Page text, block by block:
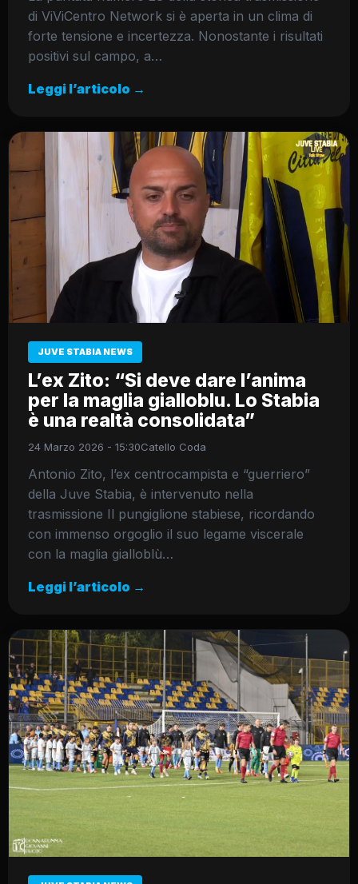
di ViViCentro Network si è aperta in un clima di
forte tensione e incertezza. Nonostante i risultati
positivi sul campo, a…
Leggi l’articolo →
JUVE STABIA NEWS
L’ex Zito: “Si deve dare l’anima
per la maglia gialloblu. Lo Stabia
è una realtà consolidata”
24 Marzo 2026 - 15:30Catello Coda
Antonio Zito, l’ex centrocampista e “guerriero”
della Juve Stabia, è intervenuto nella
trasmissione Il pungiglione stabiese, ricordando
con immenso orgoglio il suo legame viscerale
con la maglia gialloblù…
Leggi l’articolo →